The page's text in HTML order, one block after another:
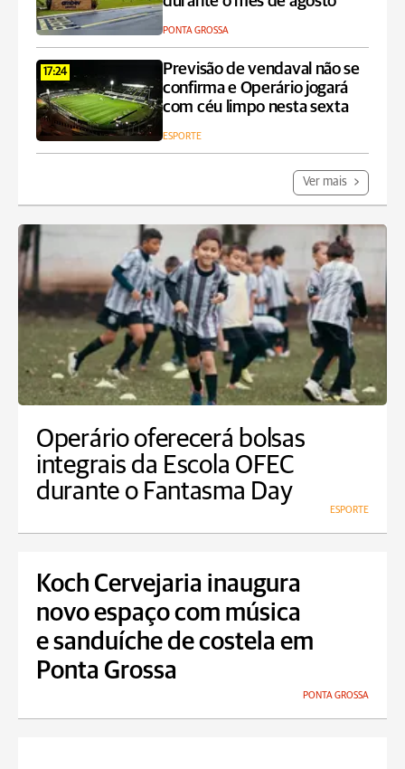
PONTA GROSSA
17:24
Previsão de vendaval não se
confirma e Operário jogará
com céu limpo nesta sexta
ESPORTE
Ver mais
Operário oferecerá bolsas
integrais da Escola OFEC
durante o Fantasma Day
ESPORTE
Koch Cervejaria inaugura
novo espaço com música
e sanduíche de costela em
Ponta Grossa
PONTA GROSSA